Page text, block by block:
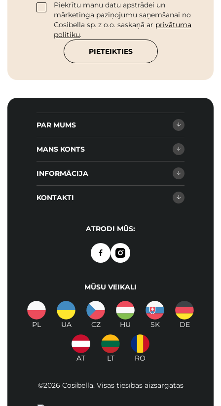
Piekrītu manu datu apstrādei un
mārketinga paziņojumu saņemšanai no
Cosibella sp. z o.o. saskaņā ar privātuma
politiku.
PIETEIKTIES
PAR MUMS
MANS KONTS
INFORMĀCIJA
KONTAKTI
ATRODI MŪS:
MŪSU VEIKALI
PL UA CZ HU SK DE
AT LT RO
©2026 Cosibella. Visas tiesības aizsargātas